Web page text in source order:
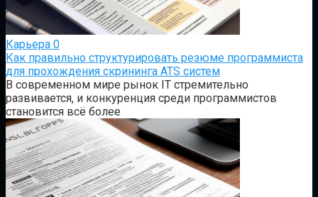
Карьера 0
Как правильно структурировать резюме программиста
для прохождения скрининга ATS систем
В современном мире рынок IT стремительно
развивается, и конкуренция среди программистов
становится всё более